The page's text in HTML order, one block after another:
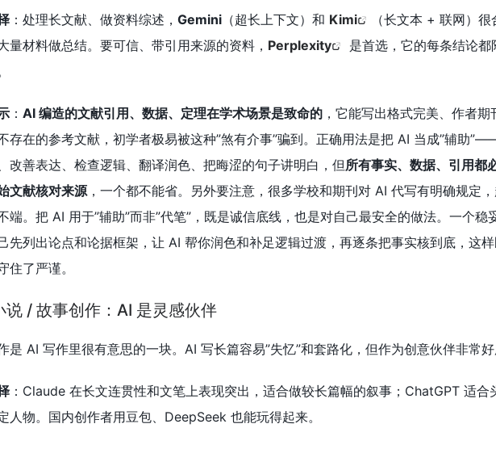
：处理长文献、做资料综述， Gemini （超长上下文）和 Kimi
（长文本 + 联网）
量材料做总结。要可信、带引用来源的资料， Perplexity
是首选，它的每条结论都
： AI 编造的文献引用、数据、定理在学术场景是致命的 ，它能写出格式完美、作者期
存在的参考文献，初学者极易被这种”煞有介事”骗到。正确用法是把 AI 当成”辅助
改善表达、检查逻辑、翻译润色、把晦涩的句子讲明白，但 所有事实、数据、引用都
文献核对来源 ，一个都不能省。另外要注意，很多学校和期刊对 AI 代写有明确规定
端。把 AI 用于”辅助”而非”代笔”，既是诚信底线，也是对自己最安全的做法。一个稳
先列出论点和论据框架，让 AI 帮你润色和补足逻辑过渡，再逐条把事实核到底，这
住了严谨。
说 / 故事创作：AI 是灵感伙伴
是 AI 写作里很有意思的一块。AI 写长篇容易”失忆”和套路化，但作为创意伙伴非常好
：Claude 在长文连贯性和文笔上表现突出，适合做较长篇幅的叙事；ChatGPT 适合
人物。国内创作者用豆包、DeepSeek 也能玩得起来。